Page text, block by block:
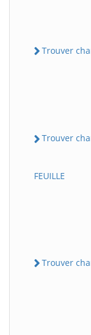
Trouver
Trouver
FEUILLE
Trouver